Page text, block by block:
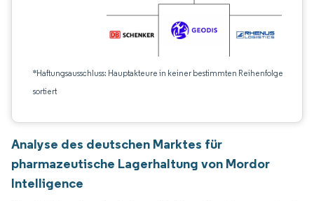
*Haftungsausschluss: Hauptakteure in keiner bestimmten Reihenfolge
sortiert
Analyse des deutschen Marktes für
pharmazeutische Lagerhaltung von Mordor
Intelligence